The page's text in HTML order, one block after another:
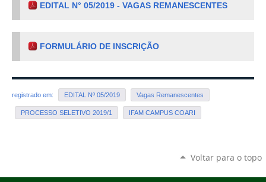
EDITAL N° 05/2019 - VAGAS REMANESCENTES
FORMULÁRIO DE INSCRIÇÃO
registrado em: EDITAL Nº 05/2019 Vagas Remanescentes
PROCESSO SELETIVO 2019/1 IFAM CAMPUS COARI
Voltar para o topo